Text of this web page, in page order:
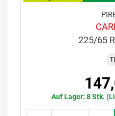
225/65
TL
Auf Lager: 8 Stk.